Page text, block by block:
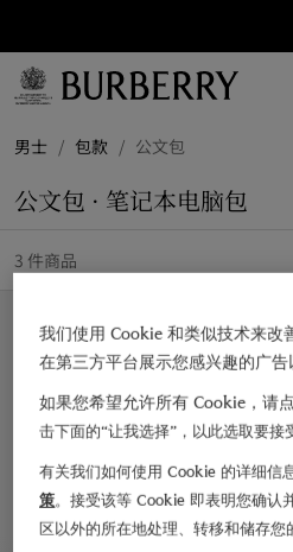
订阅获取
Burberry
品牌资
男士 / 包款 / 公文包
公文包 · 笔记本电脑包
3 件商品
我们使用 Cookie 和类似技术来改
在第三方平台展示您感兴趣的广告
如果您希望允许所有 Cookie，请
击下面的“让我选择”，以此选取要接
有关我们如何使用 Cookie 的详细信
策。接受该等 Cookie 即表明您确认
区以外的所在地处理、转移和储存您